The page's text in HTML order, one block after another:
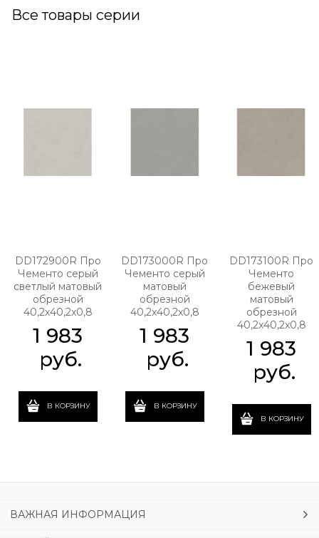
Все товары серии
DD172900R Про
Чементо серый
светлый матовый
обрезной
40,2x40,2x0,8
1 983
руб.
В КОРЗИНУ
DD173000R Про
Чементо серый
матовый
обрезной
40,2x40,2x0,8
1 983
руб.
В КОРЗИНУ
DD173100R Про
Чементо
бежевый
матовый
обрезной
40,2x40,2x0,8
1 983
руб.
В КОРЗИНУ
ВАЖНАЯ ИНФОРМАЦИЯ